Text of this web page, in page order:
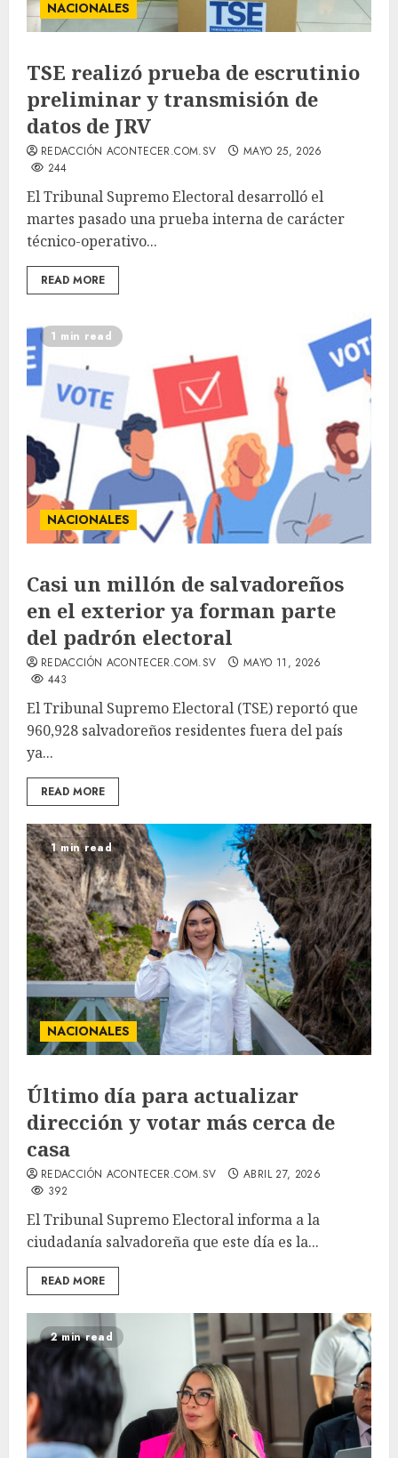
NACIONALES
TSE realizó prueba de escrutinio
preliminar y transmisión de
datos de JRV
REDACCIÓN ACONTECER.COM.SV
MAYO 25, 2026
244
El Tribunal Supremo Electoral desarrolló el
martes pasado una prueba interna de carácter
técnico-operativo...
READ MORE
1 min read
NACIONALES
Casi un millón de salvadoreños
en el exterior ya forman parte
del padrón electoral
REDACCIÓN ACONTECER.COM.SV
MAYO 11, 2026
443
El Tribunal Supremo Electoral (TSE) reportó que
960,928 salvadoreños residentes fuera del país
ya...
READ MORE
1 min read
NACIONALES
Último día para actualizar
dirección y votar más cerca de
casa
REDACCIÓN ACONTECER.COM.SV
ABRIL 27, 2026
392
El Tribunal Supremo Electoral informa a la
ciudadanía salvadoreña que este día es la...
READ MORE
2 min read